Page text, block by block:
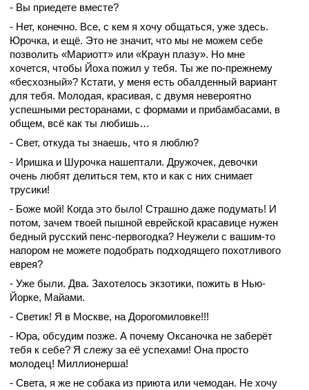
- Вы приедете вместе?
- Нет, конечно. Все, с кем я хочу общаться, уже здесь.
Юрочка, и ещё. Это не значит, что мы не можем себе
позволить «Мариотт» или «Краун плазу». Но мне
хочется, чтобы Йоха пожил у тебя. Ты же по-прежнему
«бесхозный»? Кстати, у меня есть обалденный вариант
для тебя. Молодая, красивая, с двумя невероятно
успешными ресторанами, с формами и прибамбасами, в
общем, всё как ты любишь…
- Свет, откуда ты знаешь, что я люблю?
- Иришка и Шурочка нашептали. Дружочек, девочки
очень любят делиться тем, кто и как с них снимает
трусики!
- Боже мой! Когда это было! Страшно даже подумать! И
потом, зачем твоей пышной еврейской красавице нужен
бедный русский пенс-первогодка? Неужели с вашим-то
напором не можете подобрать подходящего похотливого
еврея?
- Уже были. Два. Захотелось экзотики, пожить в Нью-
Йорке, Майами.
- Светик! Я в Москве, на Дорогомиловке!!!
- Юра, обсудим позже. А почему Оксаночка не заберёт
тебя к себе? Я слежу за её успехами! Она просто
молодец! Миллионерша!
- Света, я же не собака из приюта или чемодан. Не хочу